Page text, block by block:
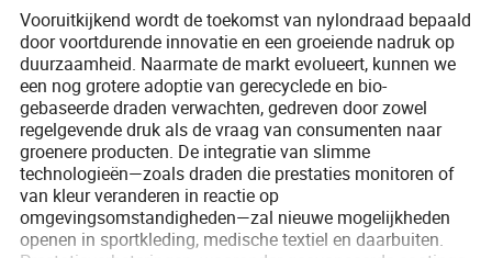
Vooruitkijkend wordt de toekomst van nylondraad bepaald
door voortdurende innovatie en een groeiende nadruk op
duurzaamheid. Naarmate de markt evolueert, kunnen we
een nog grotere adoptie van gerecyclede en bio-
gebaseerde draden verwachten, gedreven door zowel
regelgevende druk als de vraag van consumenten naar
groenere producten. De integratie van slimme
technologieën—zoals draden die prestaties monitoren of
van kleur veranderen in reactie op
omgevingsomstandigheden—zal nieuwe mogelijkheden
openen in sportkleding, medische textiel en daarbuiten.